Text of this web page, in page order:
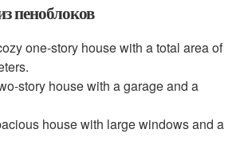
пеноблоков
one-story house with a total area of
story house with a garage and a
house with large windows and a